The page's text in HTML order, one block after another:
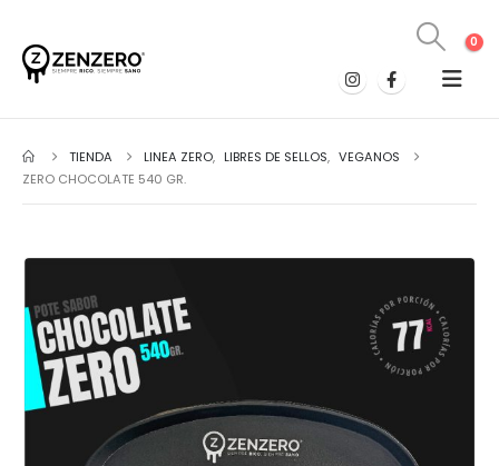
0
TIENDA LINEA ZERO, LIBRES DE SELLOS, VEGANOS
ZERO CHOCOLATE 540 GR.